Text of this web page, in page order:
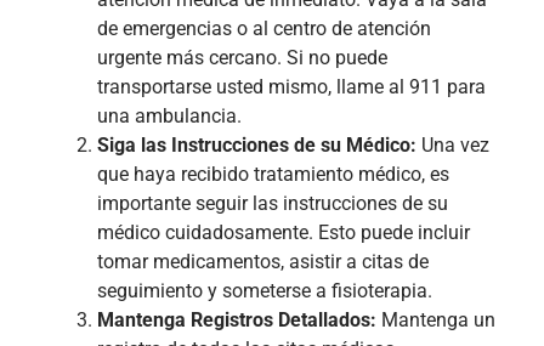
de emergencias o al centro de atención
urgente más cercano. Si no puede
transportarse usted mismo, llame al 911 para
una ambulancia.
Siga las Instrucciones de su Médico: Una vez
que haya recibido tratamiento médico, es
importante seguir las instrucciones de su
médico cuidadosamente. Esto puede incluir
tomar medicamentos, asistir a citas de
seguimiento y someterse a fisioterapia.
Mantenga Registros Detallados: Mantenga un